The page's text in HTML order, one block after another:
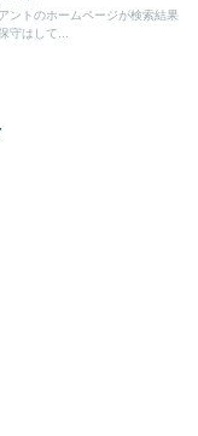
ントのホームページが検索結果
守はして...